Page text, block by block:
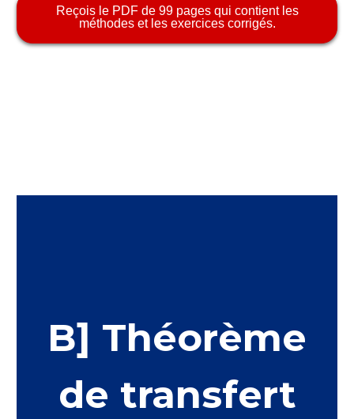
Reçois le PDF de 99 pages qui contient les
méthodes et les exercices corrigés.
B] Théorème
de transfert